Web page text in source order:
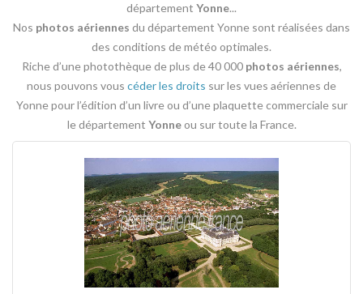
département Yonne...
Nos photos aériennes du département Yonne sont réalisées dans
des conditions de météo optimales.
Riche d’une photothèque de plus de 40 000 photos aériennes,
nous pouvons vous céder les droits sur les vues aériennes de
Yonne pour l’édition d’un livre ou d’une plaquette commerciale sur
le département Yonneou sur toute la France.